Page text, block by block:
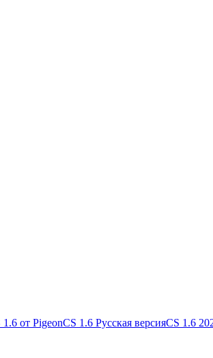
1.6 от PigeonCS 1.6 Русская версияCS 1.6